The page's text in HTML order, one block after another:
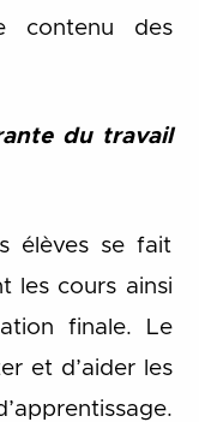
contenu des
du travail
élèves se fait
les cours ainsi
finale. Le
et d’aider les